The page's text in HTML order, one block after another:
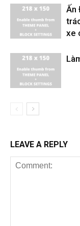
Ấn
xe
LEAVE A REPLY